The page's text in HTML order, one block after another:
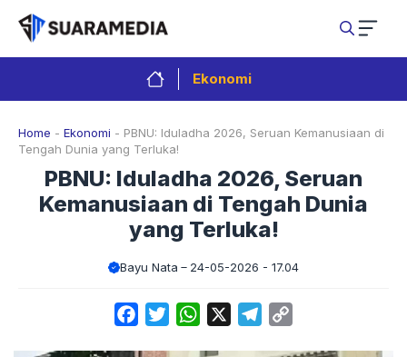
Langsung
isi
Ekonomi
Home - Ekonomi - PBNU: Iduladha 2026, Seruan Kemanusiaan di
Tengah Dunia yang Terluka!
PBNU: Iduladha 2026, Seruan
Kemanusiaan di Tengah Dunia
yang Terluka!
Bayu Nata 24-05-2026 - 17.04
FacebookTwitterWhatsApp Telegram